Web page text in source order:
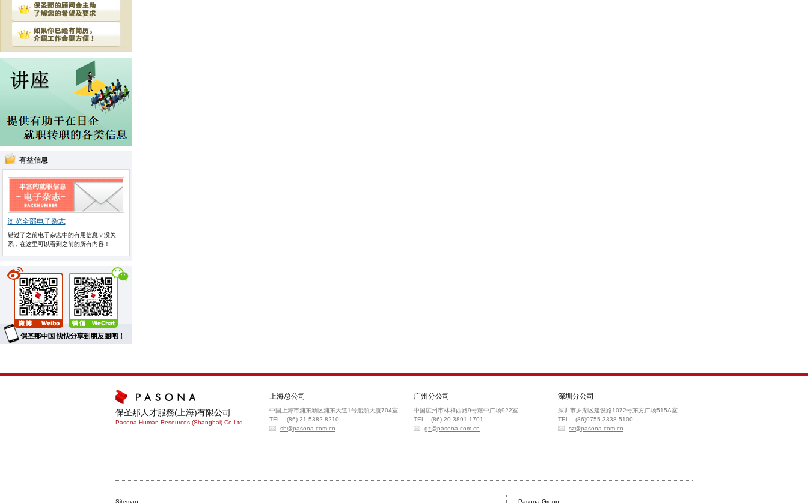
有益信息
浏览全部电子杂志
错过了之前电子杂志中的有用信息？没关
系，在这里可以看到之前的所有内容！
保圣那人才服務(上海)有限公司
Pasona Human Resources (Shanghai) Co,Ltd.
上海总公司
中国上海市浦东新区浦东大道1号船舶大厦704室
TEL (86) 21-5382-8210
sh@pasona.com.cn
广州分公司
中国広州市林和西路9号耀中广场922室
TEL (86) 20-3891-1701
gz@pasona.com.cn
深圳分公司
深圳市罗湖区建设路1072号东方广场515A室
TEL (86)0755-3338-5100
sz@pasona.com.cn
Sitemap. Pasona Group.